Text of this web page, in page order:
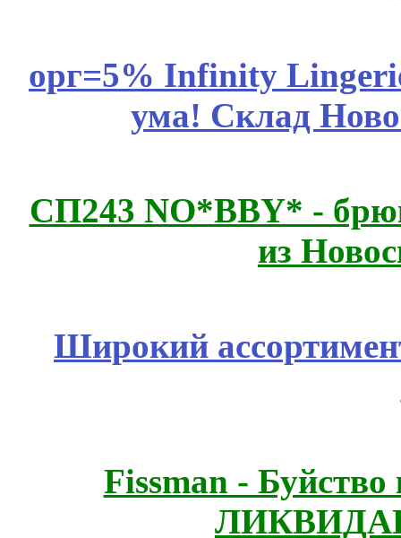
орг=5% Infinity
ума! Склад
СП243 NO*BBY* -
из
Широкий
Fissmаn -